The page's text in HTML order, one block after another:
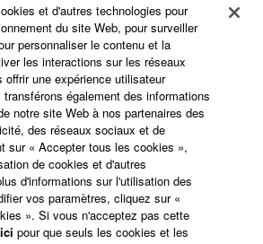
et d'autres technologies pour
du site Web, pour surveiller
personnaliser le contenu et la
les interactions sur les réseaux
une expérience utilisateur
également des informations
notre site Web à nos partenaires des
des réseaux sociaux et de
sur « Accepter tous les cookies »,
de cookies et d'autres
d'informations sur l'utilisation des
vos paramètres, cliquez sur «
». Si vous n'acceptez pas cette
pour que seuls les cookies et les